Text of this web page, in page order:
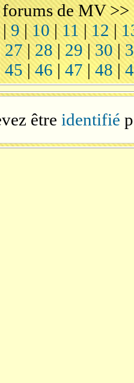
de MV>>
|9|10|11 |12|
27|28|29|30|
45|46 |47 |48|
être identifié